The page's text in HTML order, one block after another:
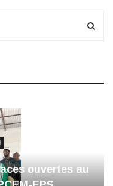
ouvertes au